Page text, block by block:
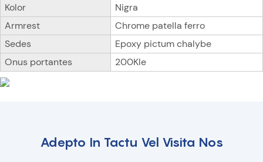
Kolor
Nigra
Armrest
Chrome patella ferro
Sedes
Epoxy pictum chalybe
Onus portantes
200Kle
Adepto In Tactu Vel Visita Nos